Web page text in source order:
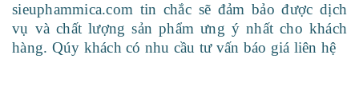
sieuphammica.com tin chắc sẽ đảm bảo được dịch
vụ và chất lượng sản phẩm ưng ý nhất cho khách
hàng. Qúy khách có nhu cầu tư vấn báo giá liên hệ